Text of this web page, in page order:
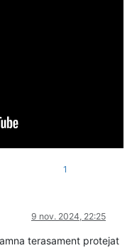
1
9 nov. 2024, 22:25
terasament protejat